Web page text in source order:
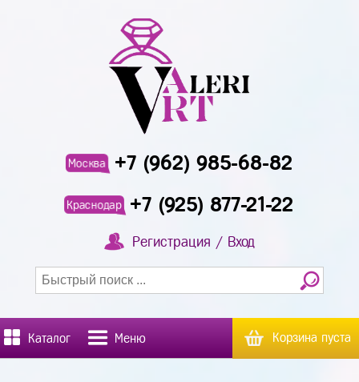
Москва +7 (962) 985-68-82
Краснодар +7 (925) 877-21-22
Регистрация / Вход
Каталог Меню Корзина пуста